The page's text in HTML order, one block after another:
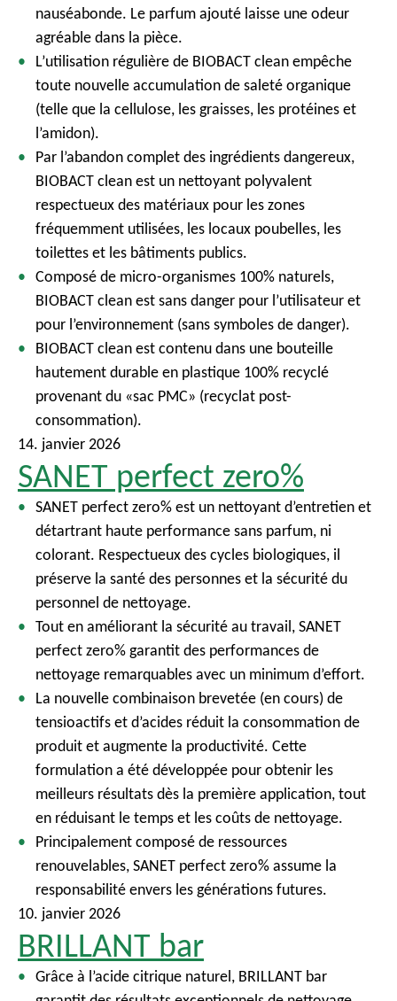
nauséabonde. Le parfum ajouté laisse une odeur
agréable dans la pièce.
L’utilisation régulière de BIOBACT clean empêche
toute nouvelle accumulation de saleté organique
(telle que la cellulose, les graisses, les protéines et
l’amidon).
Par l’abandon complet des ingrédients dangereux,
BIOBACT clean est un nettoyant polyvalent
respectueux des matériaux pour les zones
fréquemment utilisées, les locaux poubelles, les
toilettes et les bâtiments publics.
Composé de micro-organismes 100% naturels,
BIOBACT clean est sans danger pour l’utilisateur et
pour l’environnement (sans symboles de danger).
BIOBACT clean est contenu dans une bouteille
hautement durable en plastique 100% recyclé
provenant du «sac PMC» (recyclat post-
consommation).
14. janvier 2026
SANET perfect zero%
SANET perfect zero% est un nettoyant d’entretien et
détartrant haute performance sans parfum, ni
colorant. Respectueux des cycles biologiques, il
préserve la santé des personnes et la sécurité du
personnel de nettoyage.
Tout en améliorant la sécurité au travail, SANET
perfect zero% garantit des performances de
nettoyage remarquables avec un minimum d’effort.
La nouvelle combinaison brevetée (en cours) de
tensioactifs et d’acides réduit la consommation de
produit et augmente la productivité. Cette
formulation a été développée pour obtenir les
meilleurs résultats dès la première application, tout
en réduisant le temps et les coûts de nettoyage.
Principalement composé de ressources
renouvelables, SANET perfect zero% assume la
responsabilité envers les générations futures.
10. janvier 2026
BRILLANT bar
Grâce à l’acide citrique naturel, BRILLANT bar